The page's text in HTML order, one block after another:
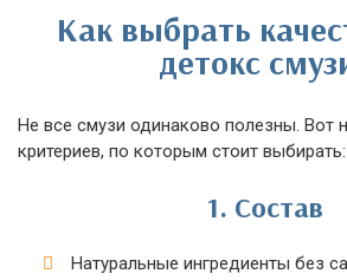
Как выбрать
детокс
Не все смузи одинаково полезны. Вот
критериев, по которым стоит выбирать:
1. Состав
Натуральные ингредиенты без